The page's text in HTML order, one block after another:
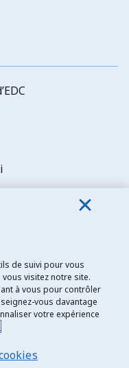
de suivi pour vous
visitez notre site.
à vous pour contrôler
vous davantage
votre expérience